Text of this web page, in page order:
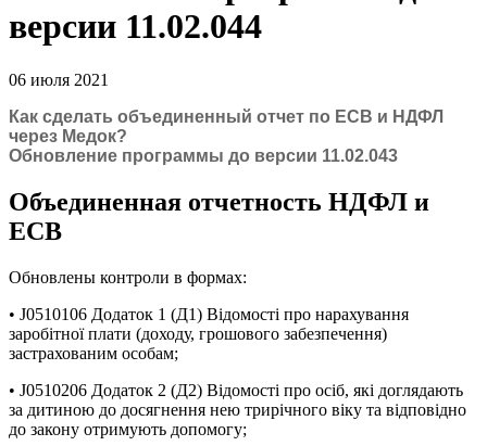
версии 11.02.044
06 июля 2021
Как сделать объединенный отчет по ЕСВ и НДФЛ
через Медок?
Обновление программы до версии 11.02.043
Объединенная отчетность НДФЛ и
ЕСВ
Обновлены контроли в формах:
• J0510106 Додаток 1 (Д1) Відомості про нарахування
заробітної плати (доходу, грошового забезпечення)
застрахованим особам;
• J0510206 Додаток 2 (Д2) Відомості про осіб, які доглядають
за дитиною до досягнення нею трирічного віку та відповідно
до закону отримують допомогу;